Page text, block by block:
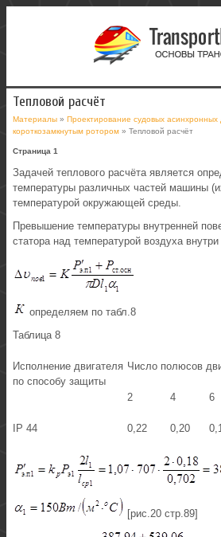
Тепловой расчёт
Материалы » Проектирование судовых асинхронных
короткозамкнутым ротором » Тепловой расчёт
Страница 1
Задачей теплового расчёта является
температуры различных частей машины
температурой окружающей среды.
Превышение температуры внутренней
статора над температурой воздуха внутри
определяем по табл.8
Таблица 8
Исполнение двигателя
по способу защиты
Число полюсов
2 4 6
IP 44 0,22 0,20
[рис.20 стр.89]